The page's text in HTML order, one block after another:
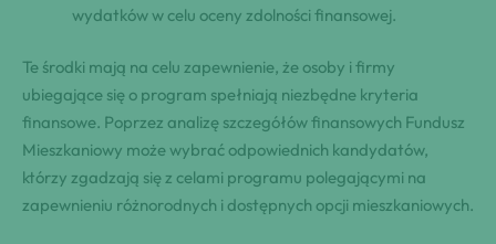
wydatków w celu oceny zdolności finansowej.
Te środki mają na celu zapewnienie, że osoby i firmy
ubiegające się o program spełniają niezbędne kryteria
finansowe. Poprzez analizę szczegółów finansowych Fundusz
Mieszkaniowy może wybrać odpowiednich kandydatów,
którzy zgadzają się z celami programu polegającymi na
zapewnieniu różnorodnych i dostępnych opcji mieszkaniowych.